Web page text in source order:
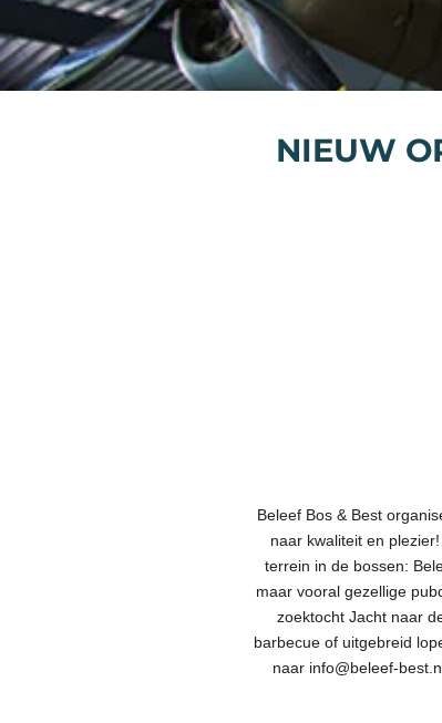
NIEUW
Beleef Bos & Best
naar kwaliteit en
terrein in de bossen:
maar vooral gezellige
zoektocht Jacht naar
barbecue of uitgebreid
naar info@beleef-